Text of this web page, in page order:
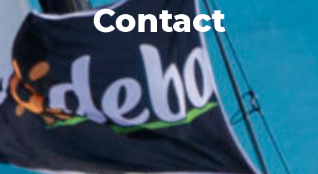
Contact